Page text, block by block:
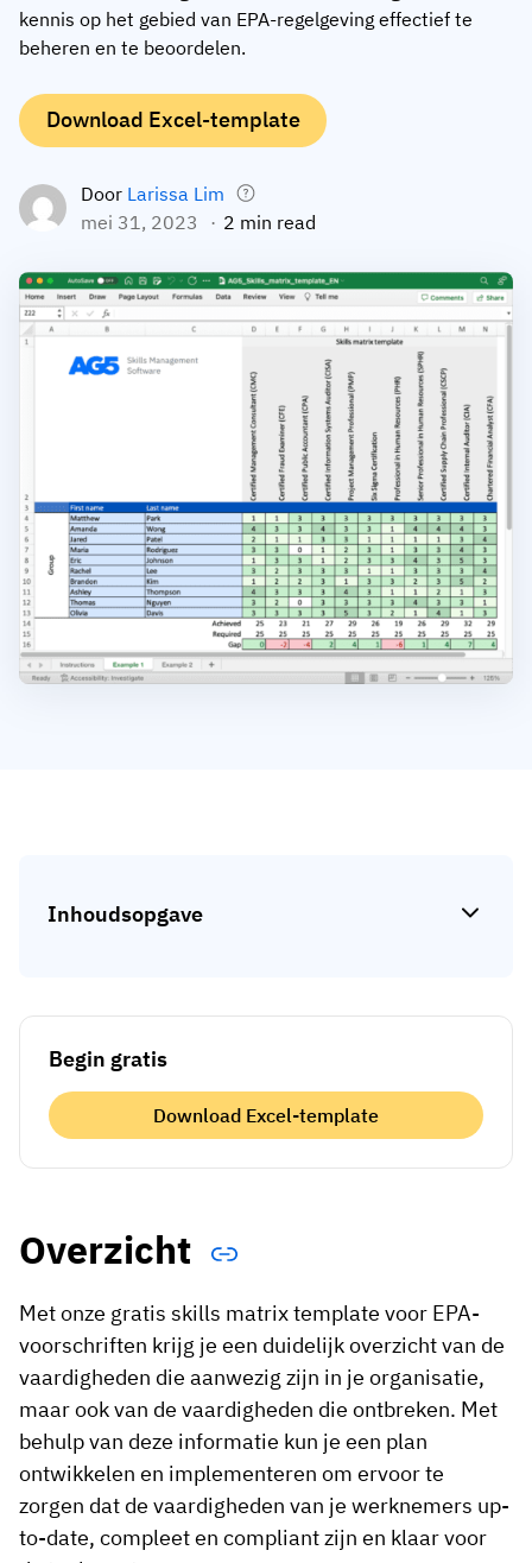
Medewerkersprofiel
Certificaten & licenties
Opleidingsvereisten
Inzetbaarheid van het personeel
Skill gap-analyse
Effectiviteit van trainingen
Compliance-dashboards
Prognoses & trends
Bekijk
nu
Per rol
Operationeel manager
Auditor
Intersnack
Syngenta
Chemisch
Lenzing
Canpack
Vista
19 maart 2026
Klantsucces
AG5-status
Over ons
Neem contact op
kennis op het gebied van EPA-regelgeving effectief te
beheren en te beoordelen.
Download Excel-template
Door Larissa Lim
mei 31, 2023
2 min read
Inhoudsopgave
Begin gratis
Download Excel-template
Overzicht
Met onze gratis skills matrix template voor EPA-
voorschriften krijg je een duidelijk overzicht van de
vaardigheden die aanwezig zijn in je organisatie,
maar ook van de vaardigheden die ontbreken. Met
behulp van deze informatie kun je een plan
ontwikkelen en implementeren om ervoor te
zorgen dat de vaardigheden van je werknemers up-
to-date, compleet en compliant zijn en klaar voor